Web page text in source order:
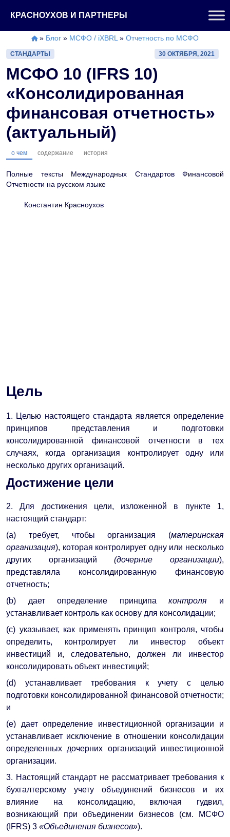
содержимому
КРАСНОУХОВ И ПАРТНЕРЫ
» Блог » МСФО / iXBRL» Отчетность по МСФО
СТАНДАРТЫ 30 ОКТЯБРЯ, 2021
МСФО 10 (IFRS 10)
«Консолидированная
финансовая отчетность»
(актуальный)
о чем содержание история
Полные тексты Международных Стандартов Финансовой
Отчетности на русском языке
Константин Красноухов
Цель
1. Целью настоящего стандарта является определение
принципов представления и подготовки
консолидированной финансовой отчетности в тех
случаях, когда организация контролирует одну или
несколько других организаций.
Достижение цели
2. Для достижения цели, изложенной в пункте 1,
настоящий стандарт:
(a) требует, чтобы организация (материнская
организация), которая контролирует одну или несколько
других организаций(дочерние организации),
представляла консолидированную финансовую
отчетность;
(b) дает определение принципаконтроля и
устанавливает контроль как основу для консолидации;
(c) указывает, как применять принцип контроля, чтобы
определить, контролирует ли инвестор объект
инвестиций и, следовательно, должен ли инвестор
консолидировать объект инвестиций;
(d) устанавливает требования к учету с целью
подготовки консолидированной финансовой отчетности;
и
(e) дает определение инвестиционной организации и
устанавливает исключение в отношении консолидации
определенных дочерних организаций инвестиционной
организации.
3. Настоящий стандарт не рассматривает требования к
бухгалтерскому учету объединений бизнесов и их
влияние на консолидацию, включая гудвил,
возникающий при объединении бизнесов (см. МСФО
(IFRS) 3 «Объединения бизнесов»).